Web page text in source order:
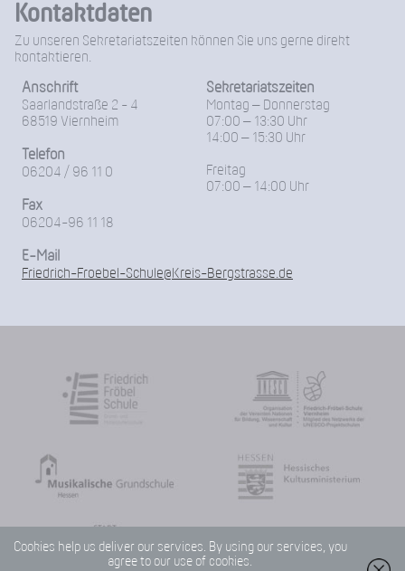
Kontaktdaten
Zu unseren Sekretariatszeiten können Sie uns gerne direkt
kontaktieren.
Anschrift
Saarlandstraße 2 - 4
68519 Viernheim
Telefon
06204 / 96 11 0
Fax
06204-96 11 18
Sekretariatszeiten
Montag – Donnerstag
07:00 – 13:30 Uhr
14:00 – 15:30 Uhr
Freitag
07:00 – 14:00 Uhr
E-Mail
Friedrich-Froebel-Schule@Kreis-Bergstrasse.de
Cookies help us deliver our services. By using our services, you
agree to our use of cookies.